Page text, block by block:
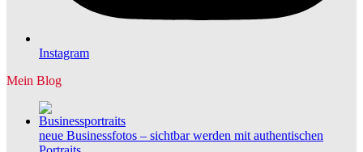
Instagram
Mein Blog
neue Businessfotos – sichtbar werden mit authentischen